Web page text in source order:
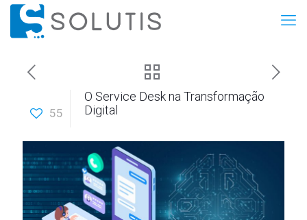
55
O Service Desk na Transformação
Digital